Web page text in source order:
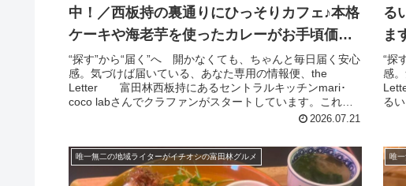
中！／西板持の裏通りにひっそりカフェ♪本格
ケーキや海老芋を使ったカレーがお手頃価格
で （2024年8月4日アーカイブ記事）
“探す”から“届く”へ 開かなくても、ちゃんと毎日届く安心
感。気づけば届いている、あなた専用の情報便、the
Letter 富田林西板持にあるセントラルキッチンmari･
coco labさんでクラファンがスタートしています。これは
2026.07.21
る
ま
“探
感
る
唯一無二の地域ライターがイチオシの富田林グルメ 唯